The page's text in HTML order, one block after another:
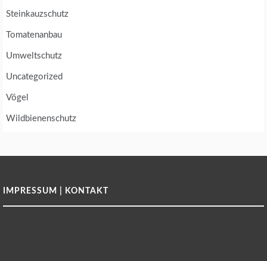
Steinkauzschutz
Tomatenanbau
Umweltschutz
Uncategorized
Vögel
Wildbienenschutz
IMPRESSUM | KONTAKT